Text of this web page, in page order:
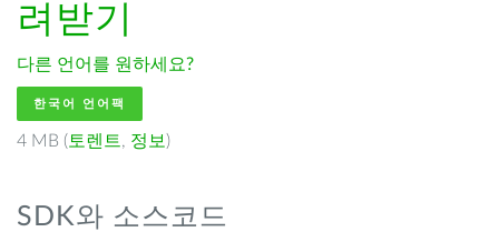
려받기
다른 언어를 원하세요?
한국어 언어팩
4 MB ( 토렌트, 정보 )
SDK와 소스코드